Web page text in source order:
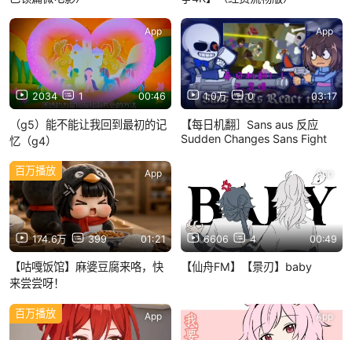
2034 1 00:46
App
（g5）能不能让我回到最初的记
忆（g4）
1.0万 0 03:17
App
【每日机翻］Sans aus 反应
Sudden Changes Sans Fight
174.6万 399 01:21
百万播放 App
【咕嘎饭馆】麻婆豆腐来咯，快
来尝尝呀！
6606 4 00:49
App
【仙舟FM】【景刃】baby
百万播放 App App